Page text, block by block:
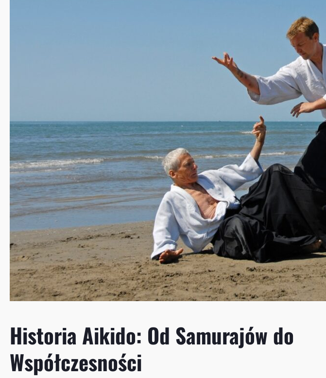
Historia Aikido: Od Samurajów do
Współczesności